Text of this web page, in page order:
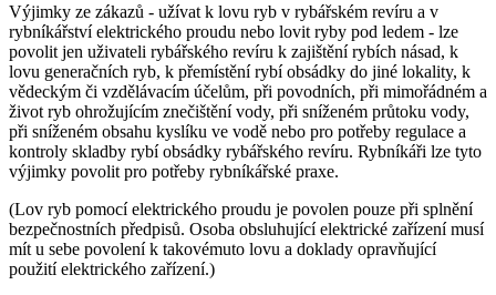
Výjimky ze zákazů - užívat k lovu ryb v rybářském revíru a v
rybníkářství elektrického proudu nebo lovit ryby pod ledem - lze
povolit jen uživateli rybářského revíru k zajištění rybích násad, k
lovu generačních ryb, k přemístění rybí obsádky do jiné lokality, k
vědeckým či vzdělávacím účelům, při povodních, při mimořádném a
život ryb ohrožujícím znečištění vody, při sníženém průtoku vody,
při sníženém obsahu kyslíku ve vodě nebo pro potřeby regulace a
kontroly skladby rybí obsádky rybářského revíru. Rybníkáři lze tyto
výjimky povolit pro potřeby rybníkářské praxe.
(Lov ryb pomocí elektrického proudu je povolen pouze při splnění
bezpečnostních předpisů. Osoba obsluhující elektrické zařízení musí
mít u sebe povolení k takovémuto lovu a doklady opravňující
použití elektrického zařízení.)